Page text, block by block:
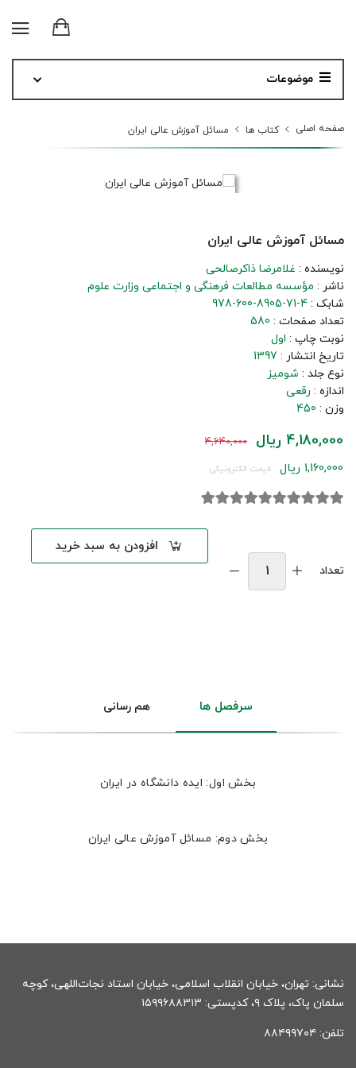
موضوعات
صفحه اصلی کتاب ها مسائل آموزش عالی ایران
مسائل آموزش عالی ایران
نویسنده : غلامرضا ذاکرصالحی
ناشر : مؤسسه مطالعات فرهنگی و اجتماعی وزارت علوم
شابک : 978-600-8905-71-4
تعداد صفحات : 580
نوبت چاپ : اول
تاریخ انتشار : 1397
نوع جلد : شومیز
اندازه : رقعی
وزن : 450
4,180,000 ریال 4,640,000
1,160,000 ریال قیمت الکترونیکی
تعداد
افزودن به سبد خرید
سرفصل ها هم رسانی
بخش اول: ایده دانشگاه در ایران
بخش دوم: مسائل آموزش عالی ایران
نشانی: تهران، خیابان انقلاب اسلامی، خیابان استاد نجات‌اللهی، کوچه
سلمان پاک، پلاک ۹، کدپستی: ۱۵۹۹۶۸۸۳۱۳
تلفن: ۸۸۴۹۹۷۰۴